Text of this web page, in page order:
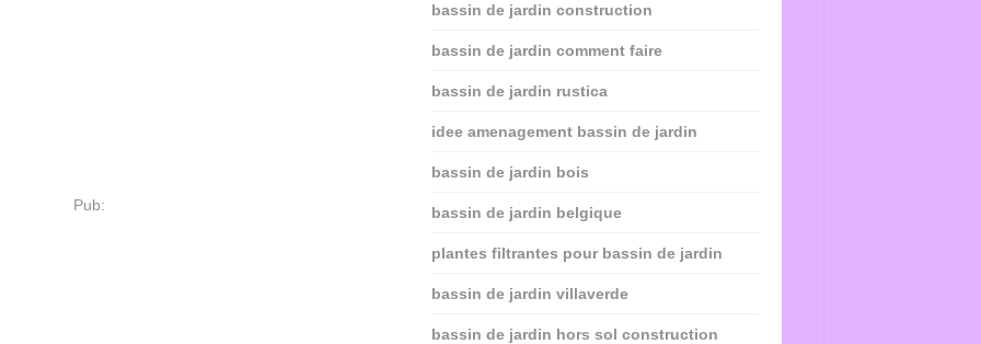
Pub:
bassin de jardin construction
bassin de jardin comment faire
bassin de jardin rustica
idee amenagement bassin de jardin
bassin de jardin bois
bassin de jardin belgique
plantes filtrantes pour bassin de jardin
bassin de jardin villaverde
bassin de jardin hors sol construction